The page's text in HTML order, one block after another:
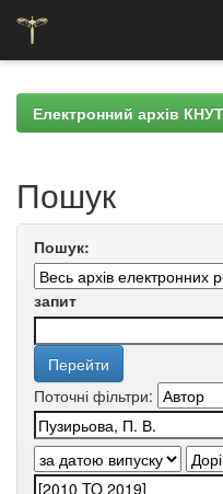
navigationЕлектронний архів
Пошук
Пошук:
запит
Поточні фільтри: